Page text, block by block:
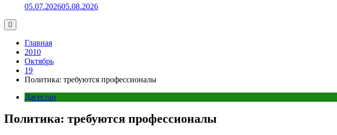
05.07.202605.08.2026
Главная
2010
Октябрь
19
Политика: требуются профессионалы
Дагестан
Политика: требуются профессионалы